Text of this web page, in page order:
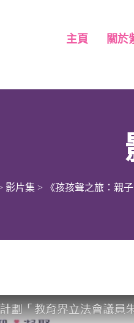
主頁 關於
影片集 > 《孩孩聲之旅：親